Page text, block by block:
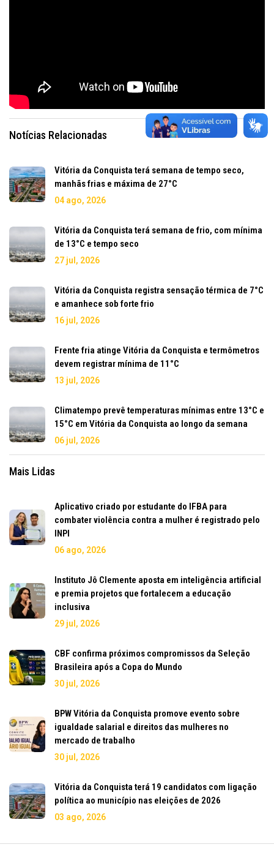
Notícias Relacionadas
Vitória da Conquista terá semana de tempo seco,
manhãs frias e máxima de 27°C
04 ago, 2026
Vitória da Conquista terá semana de frio, com mínima
de 13°C e tempo seco
27 jul, 2026
Vitória da Conquista registra sensação térmica de 7°C
e amanhece sob forte frio
16 jul, 2026
Frente fria atinge Vitória da Conquista e termômetros
devem registrar mínima de 11°C
13 jul, 2026
Climatempo prevê temperaturas mínimas entre 13°C e
15°C em Vitória da Conquista ao longo da semana
06 jul, 2026
Mais Lidas
Aplicativo criado por estudante do IFBA para
combater violência contra a mulher é registrado pelo
INPI
06 ago, 2026
Instituto Jô Clemente aposta em inteligência artificial
e premia projetos que fortalecem a educação
inclusiva
29 jul, 2026
CBF confirma próximos compromissos da Seleção
Brasileira após a Copa do Mundo
30 jul, 2026
BPW Vitória da Conquista promove evento sobre
igualdade salarial e direitos das mulheres no
mercado de trabalho
30 jul, 2026
Vitória da Conquista terá 19 candidatos com ligação
política ao município nas eleições de 2026
03 ago, 2026